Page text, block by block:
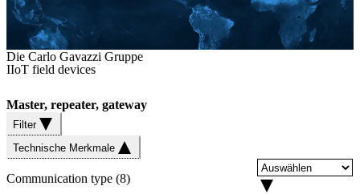
Die Carlo Gavazzi Gruppe
IIoT field devices
Master, repeater, gateway
Filter
Technische Merkmale
Communication type (8)